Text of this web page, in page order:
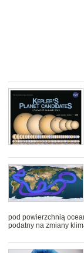
pod powierzchnią
podatny na zmiany